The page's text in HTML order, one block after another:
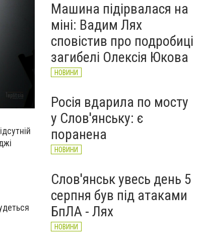
Машина підірвалася на
міні: Вадим Лях
сповістив про подробиці
загибелі Олексія Юкова
НОВИНИ
Росія вдарила по мосту
у Слов'янську: є
поранена
НОВИНИ
Слов'янськ увесь день 5
серпня був під атаками
БпЛА - Лях
НОВИНИ